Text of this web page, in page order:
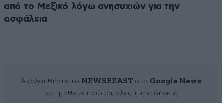
από το Μεξικό λόγω ανησυχιών για την
ασφάλεια
Ακολουθήστε το NEWSBEAST στο Google News
και μάθετε πρώτοι όλες τις ειδήσεις